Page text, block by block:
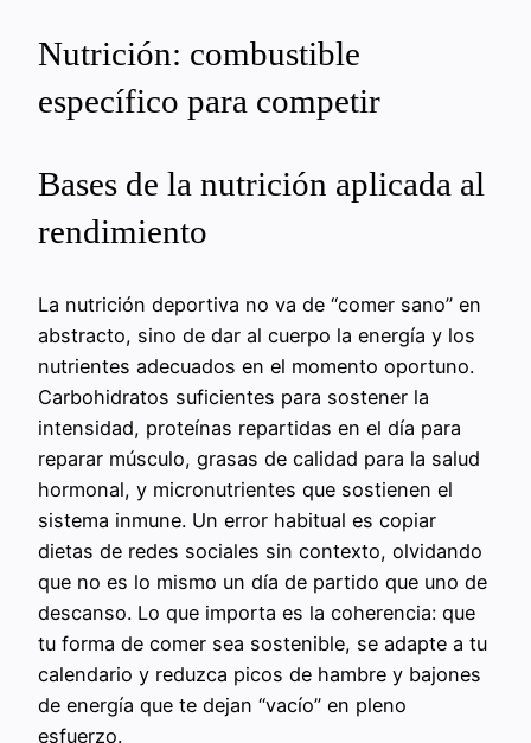
Nutrición: combustible
específico para competir
Bases de la nutrición aplicada al
rendimiento
La nutrición deportiva no va de “comer sano” en
abstracto, sino de dar al cuerpo la energía y los
nutrientes adecuados en el momento oportuno.
Carbohidratos suficientes para sostener la
intensidad, proteínas repartidas en el día para
reparar músculo, grasas de calidad para la salud
hormonal, y micronutrientes que sostienen el
sistema inmune. Un error habitual es copiar
dietas de redes sociales sin contexto, olvidando
que no es lo mismo un día de partido que uno de
descanso. Lo que importa es la coherencia: que
tu forma de comer sea sostenible, se adapte a tu
calendario y reduzca picos de hambre y bajones
de energía que te dejan “vacío” en pleno
esfuerzo.